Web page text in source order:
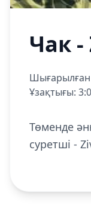
Чак
Ұзақтығы:
Төменде
суретші -